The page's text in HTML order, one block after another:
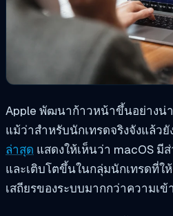
Apple พัฒนาก้าวหน้าขึ้นอย่างน่
แม้ว่าสำหรับนักเทรดจริงจังแล้ว
ล่าสุด แสดงให้เห็นว่า macOS มี
และเติบโตขึ้นในกลุ่มนักเทรดที่
เสถียรของระบบมากกว่าความเข้